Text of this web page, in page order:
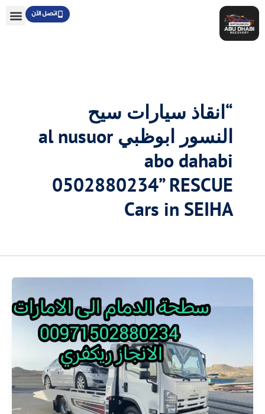
تخطي
إلى
المحتوى
اتصل الآن
“انقاذ سيارات سيح
النسور ابوظبي al nusuor
abo dahabi
0502880234” RESCUE
Cars in SEIHA